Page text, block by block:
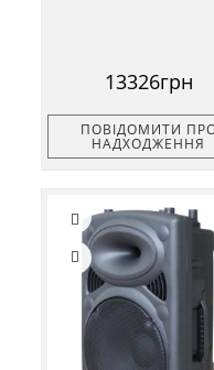
13326грн
ПОВІДОМИТИ
НАДХОДЖЕННЯ